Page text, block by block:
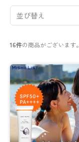
16件の商品がございます。